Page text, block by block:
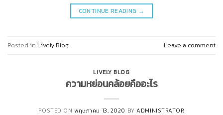
CONTINUE READING →
Posted in Lively Blog Leave a comment
LIVELY BLOG
ความหย่อนคล้อยคืออะไร
POSTED ON พฤษภาคม 13, 2020 BYADMINISTRATOR